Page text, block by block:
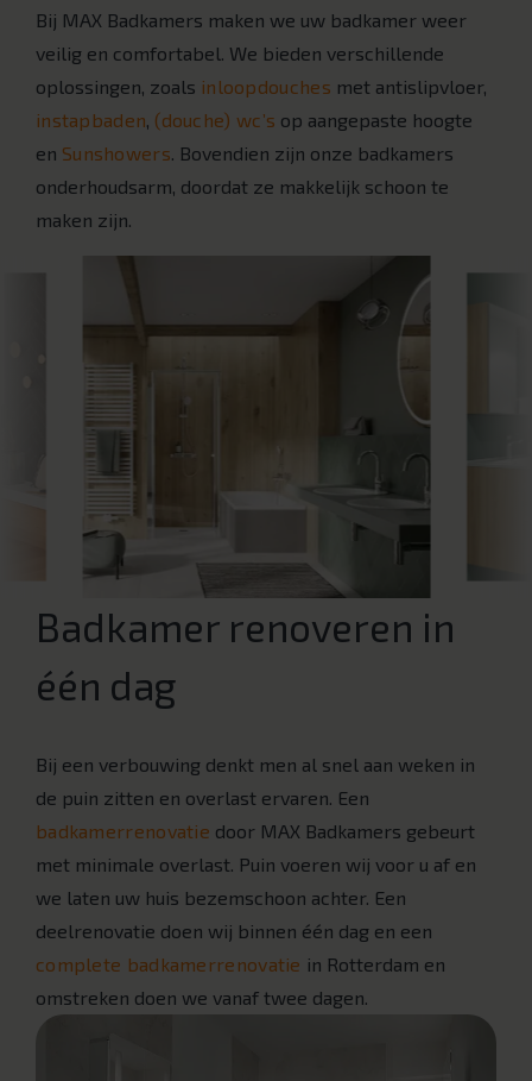
Bij MAX Badkamers maken we uw badkamer weer
veilig en comfortabel. We bieden verschillende
oplossingen, zoals inloopdouches met antislipvloer,
instapbaden, (douche) wc’s op aangepaste hoogte
en Sunshowers. Bovendien zijn onze badkamers
onderhoudsarm, doordat ze makkelijk schoon te
maken zijn.
Badkamer renoveren in
één dag
Bij een verbouwing denkt men al snel aan weken in
de puin zitten en overlast ervaren. Een
badkamerrenovatie door MAX Badkamers gebeurt
met minimale overlast. Puin voeren wij voor u af en
we laten uw huis bezemschoon achter. Een
deelrenovatie doen wij binnen één dag en een
complete badkamerrenovatie in Rotterdam en
omstreken doen we vanaf twee dagen.